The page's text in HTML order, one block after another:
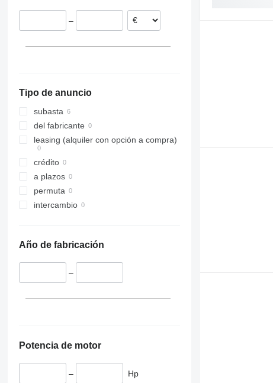
–
Tipo de anuncio
subasta
del fabricante
leasing (alquiler con opción a compra)
crédito
a plazos
permuta
intercambio
Año de fabricación
–
Potencia de motor
– Hp